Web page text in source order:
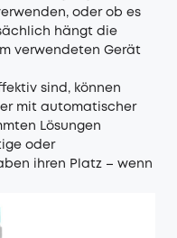
oder ob es
hängt die
verwendeten Gerät
sind, können
mit automatischer
Lösungen
oder
ihren Platz – wenn